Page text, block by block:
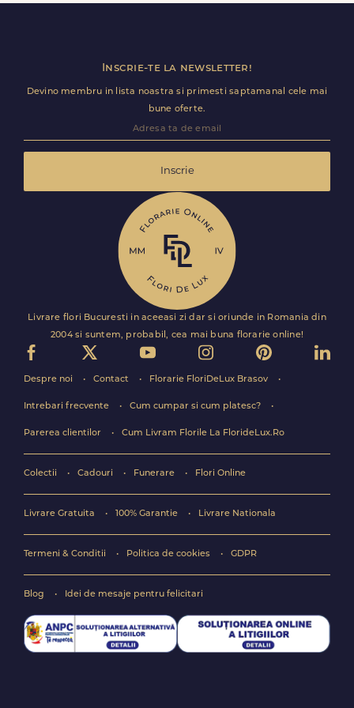
Florile sunt livrate rapid, direct de curierii nostri proprii.
Inscrie-te la newsletter!
Devino membru in lista noastra si primesti saptamanal cele mai
bune oferte.
Inscrie
Livrare flori Bucuresti in aceeasi zi dar si oriunde in Romania din
2004 si suntem, probabil, cea mai buna florarie online!
Despre noi Contact Florarie FloriDeLux Brasov
Intrebari frecvente Cum cumpar si cum platesc?
Parerea clientilor Cum Livram Florile La FlorideLux.Ro
Colectii Cadouri Funerare Flori Online
Livrare Gratuita 100% Garantie Livrare Nationala
Termeni & Conditii Politica de cookies GDPR
Blog Idei de mesaje pentru felicitari